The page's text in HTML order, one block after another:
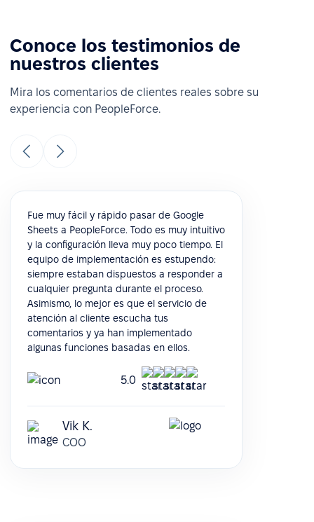
Conoce los testimonios de
nuestros clientes
Mira los comentarios de clientes reales sobre su
experiencia con PeopleForce.
Fue muy fácil y rápido pasar de Google
Sheets a PeopleForce. Todo es muy intuitivo
y la configuración lleva muy poco tiempo. El
equipo de implementación es estupendo:
siempre estaban dispuestos a responder a
cualquier pregunta durante el proceso.
Asimismo, lo mejor es que el servicio de
atención al cliente escucha tus
comentarios y ya han implementado
algunas funciones basadas en ellos.
5.0
Vik K.
COO